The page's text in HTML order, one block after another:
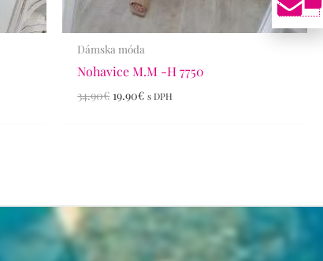
Dámska móda
Nohavice M.M -H 7750
34.90€ 19.90€ s DPH